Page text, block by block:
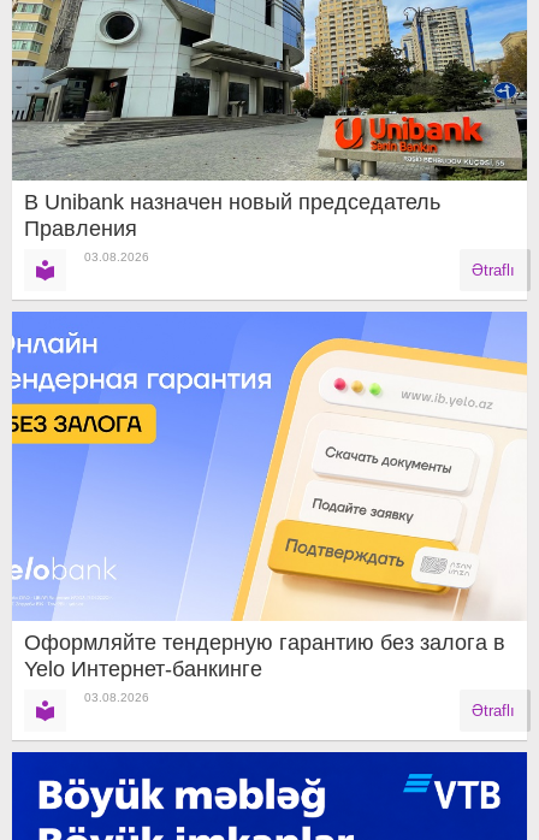
В Unibank назначен новый председатель
Правления
03.08.2026
Ətraflı
Оформляйте тендерную гарантию без залога в
Yelo Интернет-банкинге
03.08.2026
Ətraflı